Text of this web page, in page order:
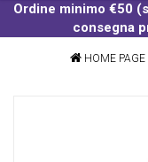
Ordine minimo €50
consegna
HOME PAGE